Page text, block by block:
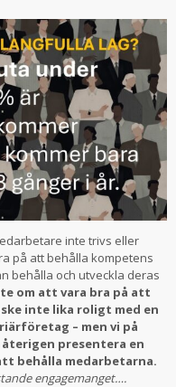
inte trivs eller
på att behålla kompetens
behålla och utveckla deras
om att vara bra på att
inte lika roligt med en
– men vi på
presentera en
behålla medarbetarna.
engagemanget….